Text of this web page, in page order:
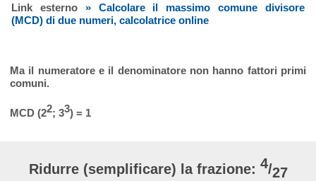
Link esterno » Calcolare il massimo comune divisore
(MCD) di due numeri, calcolatrice online
Ma il numeratore e il denominatore non hanno fattori primi
comuni.
MCD (22; 33) = 1
Ridurre (semplificare) la frazione: 4/27